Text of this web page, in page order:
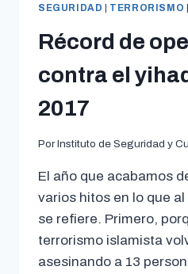
SEGURIDAD
TERRORISMO
Récord de
contra el
2017
Por Instituto de Seguridad y
El año que acabamos
varios hitos en lo que
se refiere. Primero,
terrorismo islamista
asesinando a 13